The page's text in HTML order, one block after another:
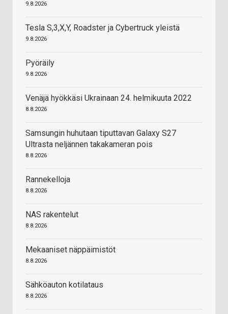
9.8.2026
Tesla S,3,X,Y, Roadster ja Cybertruck yleistä
9.8.2026
Pyöräily
9.8.2026
Venäjä hyökkäsi Ukrainaan 24. helmikuuta 2022
8.8.2026
Samsungin huhutaan tiputtavan Galaxy S27
Ultrasta neljännen takakameran pois
8.8.2026
Rannekelloja
8.8.2026
NAS rakentelut
8.8.2026
Mekaaniset näppäimistöt
8.8.2026
Sähköauton kotilataus
8.8.2026